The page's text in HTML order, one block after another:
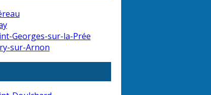
Georges-sur-la-Prée
sur-Arnon